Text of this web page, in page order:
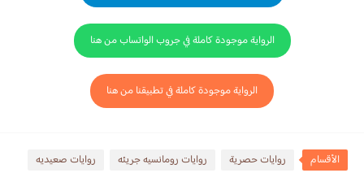
الرواية موجودة كاملة في جروب الواتساب من هنا
الرواية موجودة كاملة في تطبيقنا من هنا
الأقسام روايات حصرية روايات رومانسيه جريئه روايات صعيديه